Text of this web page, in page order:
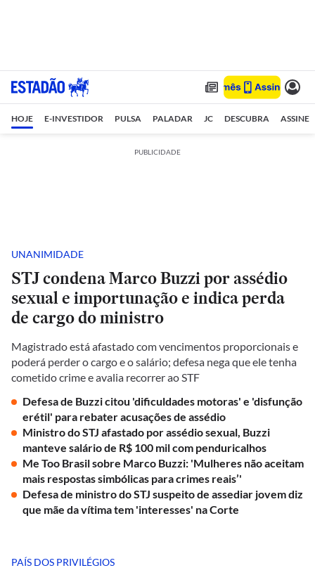
HOJE E-INVESTIDOR PULSA PALADAR JC DESCUBRA ASSINE
PUBLICIDADE
UNANIMIDADE
STJ condena Marco Buzzi por assédio
sexual e importunação e indica perda
de cargo do ministro
Magistrado está afastado com vencimentos proporcionais e
poderá perder o cargo e o salário; defesa nega que ele tenha
cometido crime e avalia recorrer ao STF
Defesa de Buzzi citou 'dificuldades motoras' e 'disfunção
erétil' para rebater acusações de assédio
Ministro do STJ afastado por assédio sexual, Buzzi
manteve salário de R$ 100 mil com penduricalhos
Me Too Brasil sobre Marco Buzzi: 'Mulheres não aceitam
mais respostas simbólicas para crimes reais’'
Defesa de ministro do STJ suspeito de assediar jovem diz
que mãe da vítima tem 'interesses' na Corte
PAÍS DOS PRIVILÉGIOS